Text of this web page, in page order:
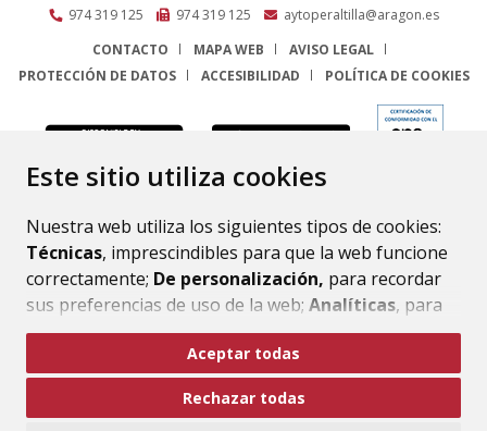
Este sitio utiliza cookies
Nuestra web utiliza los siguientes tipos de cookies:
Técnicas, imprescindibles para que la web funcione
correctamente; De personalización, para recordar
sus preferencias de uso de la web; Analíticas, para
mejorar el funcionamiento de la web y sus servicios.
Si acepta pulsando el botón“Aceptar todas”
consideramos que acepta su uso. Si pulsa el botón
Aceptar todas
Rechazar todas
974 319 125
974 319 125
aytoperaltilla@aragon.es
CONTACTO
MAPA WEB
AVISO LEGAL
PROTECCIÓN DE DATOS
ACCESIBILIDAD POLÍTICA DE COOKIES